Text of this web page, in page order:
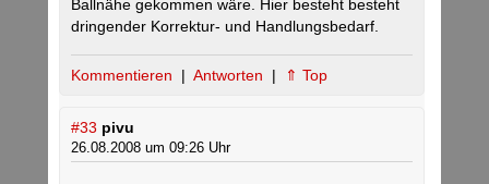
Ballnähe gekommen wäre. Hier besteht besteht
dringender Korrektur- und Handlungsbedarf.
Kommentieren | Antworten | ⇑ Top
#33 pivu
26.08.2008 um 09:26 Uhr